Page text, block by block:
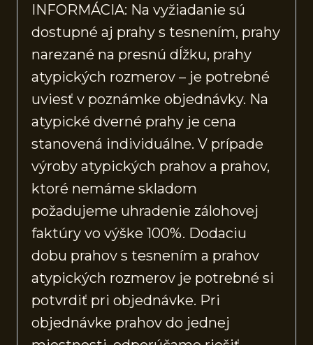
INFORMÁCIA: Na vyžiadanie sú
dostupné aj prahy s tesnením, prahy
narezané na presnú dĺžku, prahy
atypických rozmerov – je potrebné
uviesť v poznámke objednávky. Na
atypické dverné prahy je cena
stanovená individuálne. V prípade
výroby atypických prahov a prahov,
ktoré nemáme skladom
požadujeme uhradenie zálohovej
faktúry vo výške 100%. Dodaciu
dobu prahov s tesnením a prahov
atypických rozmerov je potrebné si
potvrdiť pri objednávke. Pri
objednávke prahov do jednej